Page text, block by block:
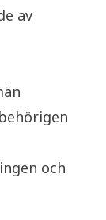
av
och